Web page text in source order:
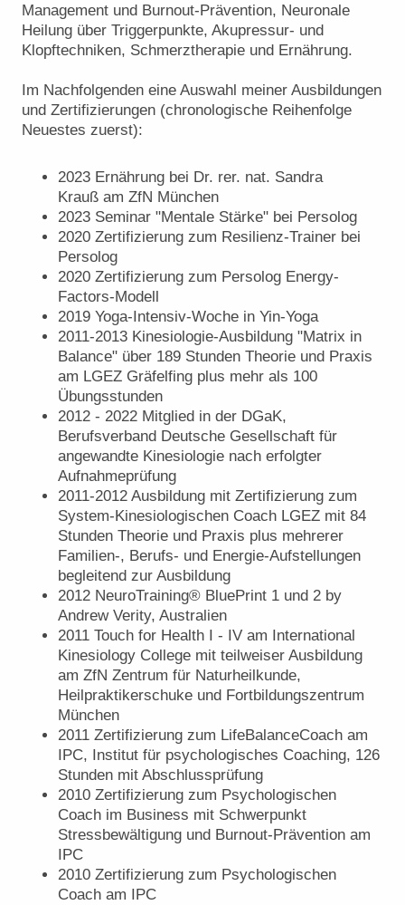
Management und Burnout-Prävention, Neuronale
Heilung über Triggerpunkte, Akupressur- und
Klopftechniken, Schmerztherapie und Ernährung.
Im Nachfolgenden eine Auswahl meiner Ausbildungen
und Zertifizierungen (chronologische Reihenfolge
Neuestes zuerst):
2023 Ernährung bei Dr. rer. nat. Sandra
Krauß am ZfN München
2023 Seminar "Mentale Stärke" bei Persolog
2020 Zertifizierung zum Resilienz-Trainer bei
Persolog
2020 Zertifizierung zum Persolog Energy-
Factors-Modell
2019 Yoga-Intensiv-Woche in Yin-Yoga
2011-2013 Kinesiologie-Ausbildung "Matrix in
Balance" über 189 Stunden Theorie und Praxis
am LGEZ Gräfelfing plus mehr als 100
Übungsstunden
2012 - 2022 Mitglied in der DGaK,
Berufsverband Deutsche Gesellschaft für
angewandte Kinesiologie nach erfolgter
Aufnahmeprüfung
2011-2012 Ausbildung mit Zertifizierung zum
System-Kinesiologischen Coach LGEZ mit 84
Stunden Theorie und Praxis plus mehrerer
Familien-, Berufs- und Energie-Aufstellungen
begleitend zur Ausbildung
2012 NeuroTraining®️ BluePrint 1 und 2 by
Andrew Verity, Australien
2011 Touch for Health I - IV am International
Kinesiology College mit teilweiser Ausbildung
am ZfN Zentrum für Naturheilkunde,
Heilpraktikerschuke und Fortbildungszentrum
München
2011 Zertifizierung zum LifeBalanceCoach am
IPC, Institut für psychologisches Coaching, 126
Stunden mit Abschlussprüfung
2010 Zertifizierung zum Psychologischen
Coach im Business mit Schwerpunkt
Stressbewältigung und Burnout-Prävention am
IPC
2010 Zertifizierung zum Psychologischen
Coach am IPC